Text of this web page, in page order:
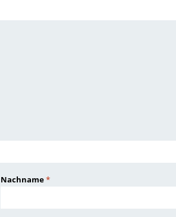
Nachname*